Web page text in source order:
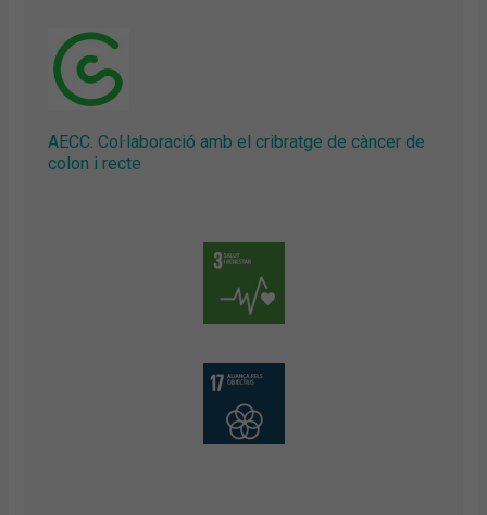
AECC. Col·laboració amb el cribratge de càncer de
colon i recte